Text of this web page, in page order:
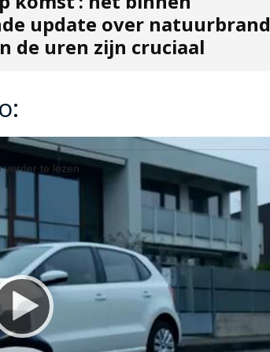
update over natuurbrand
de uren zijn cruciaal
verder te lezen